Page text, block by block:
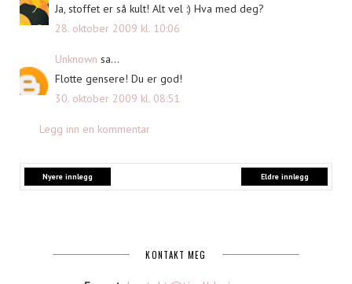
Ja, stoffet er så kult! Alt vel :) Hva med deg?
28. oktober 2009 kl. 10:06
Unknown sa...
Flotte gensere! Du er god!
30. oktober 2009 kl. 08:51
Legg inn en kommentar
Nyere innlegg Eldre innlegg
KONTAKT MEG